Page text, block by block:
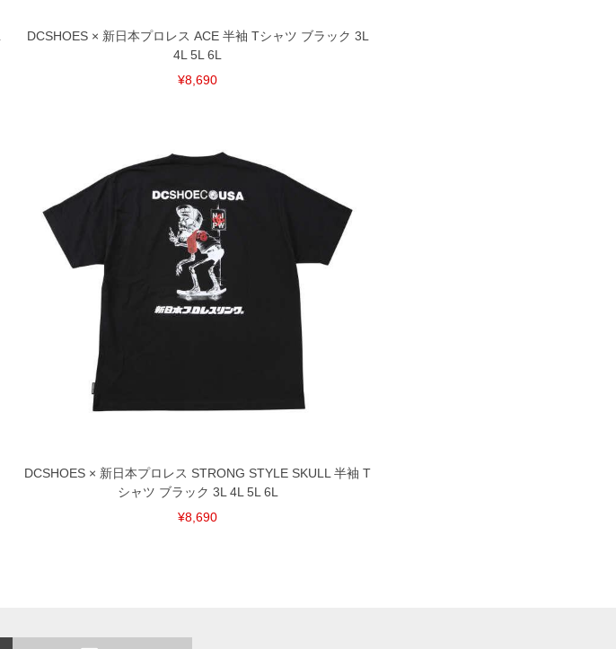
DCSHOES × 新日本プロレス ACE 半袖 Tシャツ ブラック 3L
4L 5L 6L
¥8,690
DCSHOES × 新日本プロレス STRONG STYLE SKULL 半袖 T
シャツ ブラック 3L 4L 5L 6L
¥8,690